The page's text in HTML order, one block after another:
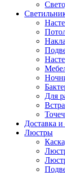
Для
Доставка и
Люстры